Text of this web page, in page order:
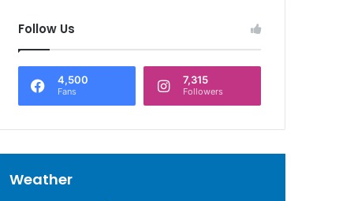
Follow Us
4,500
Fans
7,315
Followers
Weather